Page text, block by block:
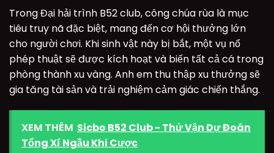
Trong Đại hải trình B52 club, công chúa rùa là mục
tiêu truy nã đặc biệt, mang đến cơ hội thưởng lớn
cho người chơi. Khi sinh vật này bị bắt, một vụ nổ
phép thuật sẽ được kích hoạt và biến tất cả cá trong
phòng thành xu vàng. Anh em thu thập xu thưởng sẽ
gia tăng tài sản và trải nghiệm cảm giác chiến thắng.
XEM THÊM Sicbo B52 Club - Thử Vận Dự Đoán
Tổng Xí Ngầu Khi Cược